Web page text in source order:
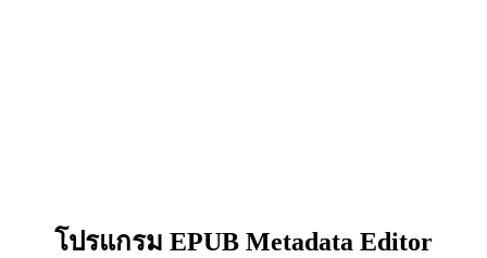
โปรแกรม EPUB Metadata Editor